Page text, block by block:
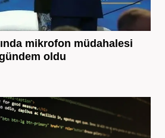
mikrofon müdahalesi
oldu